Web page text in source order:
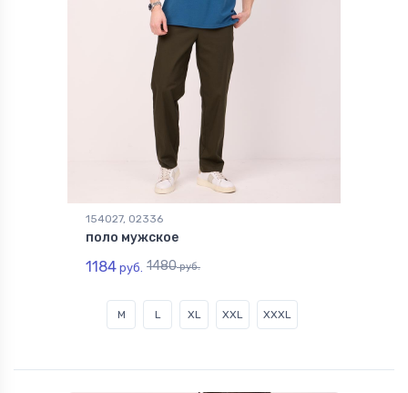
154027, 02336
поло мужское
1184 руб. 1480руб.
M L XL XXL XXXL